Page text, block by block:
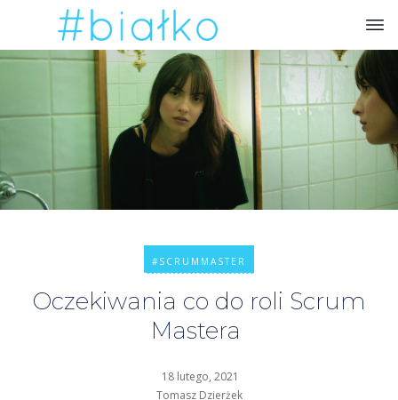
#SCRUMMASTER
Oczekiwania co do roli Scrum
Mastera
18 lutego, 2021
Tomasz Dzierżek